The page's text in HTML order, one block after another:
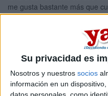
Su privacidad es
Nosotros y nuestros socios
información en un
me gusta bastante más que
¿alguien podía ayudarme?
Comentarios